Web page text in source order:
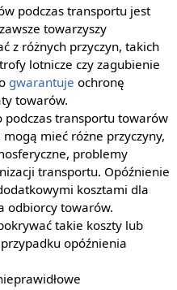
podczas transportu jest
towarzyszy
z różnych przyczyn, takich
lotnicze czy zagubienie
gwarantuje ochronę
towarów.
podczas transportu towarów
mieć różne przyczyny,
problemy
transportu. Opóźnienie
kosztami dla
odbiorcy towarów.
takie koszty lub
opóźnienia